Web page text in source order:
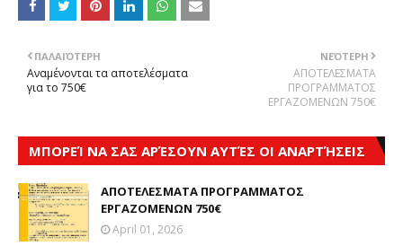
ΝΕΌΤΕΡΗ
ΑΠΟΤΕΛΕΣΜΑΤΑ
ΠΡΟΓΡΑΜΜΑΤΟΣ
ΕΡΓΑΖΟΜΕΝΩΝ 750€
ΠΑΛΑΙΌΤΕΡΗ
Αναμένονται τα αποτελέσματα
για το 750€
ΜΠΟΡΕΊ ΝΑ ΣΑΣ ΑΡΈΣΟΥΝ ΑΥΤΈΣ ΟΙ ΑΝΑΡΤΉΣΕΙΣ
ΑΠΟΤΕΛΕΣΜΑΤΑ ΠΡΟΓΡΑΜΜΑΤΟΣ
ΕΡΓΑΖΟΜΕΝΩΝ 750€
April 01, 2026